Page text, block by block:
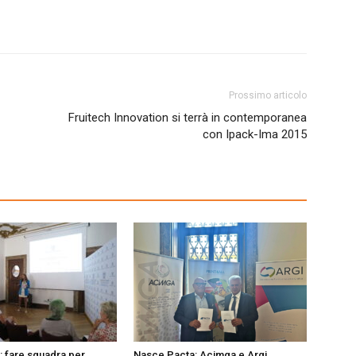
Prossimo articolo
Fruitech Innovation si terrà in contemporanea
con Ipack-Ima 2015